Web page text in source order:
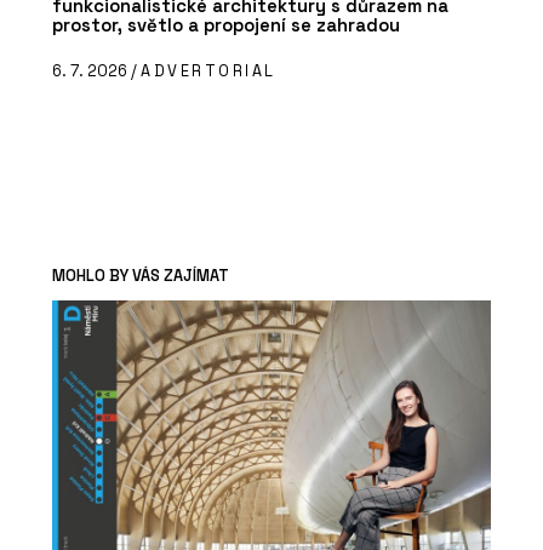
funkcionalistické architektury s důrazem na
prostor, světlo a propojení se zahradou
6. 7. 2026 /ADVERTORIAL
MOHLO BY VÁS ZAJÍMAT